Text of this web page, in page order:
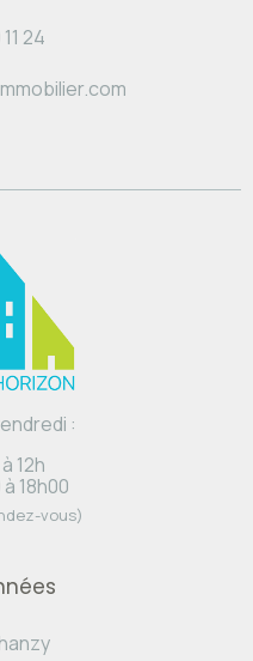
24
:
12h
18h00
vous)